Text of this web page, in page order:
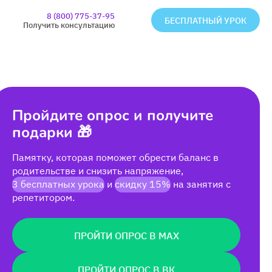
8 (800) 775-37-95
Получить консультацию
БЕСПЛАТНЫЙ УРОК
Пройдите опрос и получите
подарки 🎁
Памятку, которая поможет обрести баланс в
родительстве и снизить напряжение,
3 бесплатных урока и скидку 15% на занятия с
репетитором.
ПРОЙТИ ОПРОС В MAX
ПРОЙТИ ОПРОС В ВК